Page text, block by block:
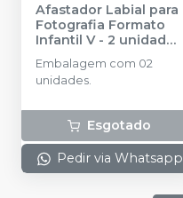
Afastador Labial para
Fotografia Formato
Infantil V - 2 unidades
INDUSBELLO
Embalagem com 02
unidades.
Esgotado
Pedir via Whatsapp